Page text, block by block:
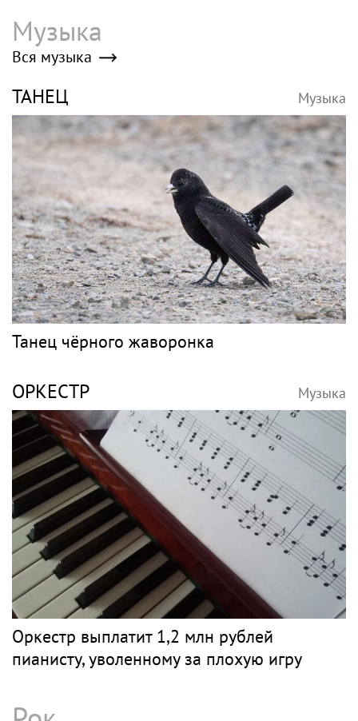
Музыка
Вся музыка
ТАНЕЦ Музыка
Танец чёрного жаворонка
ОРКЕСТР Музыка
Оркестр выплатит 1,2 млн рублей
пианисту, уволенному за плохую игру